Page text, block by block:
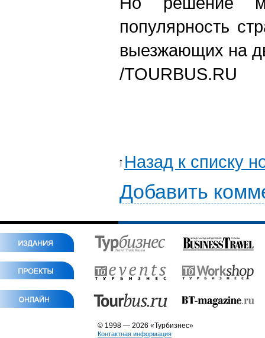
популярность
выезжающих на
/TOURBUS.RU
Назад к списку
Добавить
© 1998 — 2026 «Турбизнес»
Контактная информация